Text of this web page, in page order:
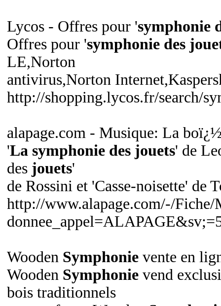
Lycos - Offres pour 'symphonie
Offres pour 'symphonie des
LE,Norton
antivirus,Norton
http://shopping.lycos.fr/search/
alapage.com - Musique: La
'La symphonie des jouets' de
des jouets'
de Rossini et 'Casse-noisette' de
http://www.alapage.com/-/Fiche/
Wooden Symphonie vente en
Wooden Symphonie vend
bois traditionnels